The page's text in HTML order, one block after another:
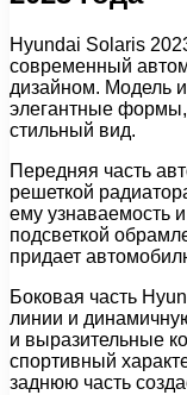
Hyundai Solaris
современный
дизайном. Модель
элегантные
стильный вид.
Передняя часть
решеткой
ему узнаваемость
подсветкой
придает
Боковая часть
линии и
и выразительные
спортивный
заднюю часть